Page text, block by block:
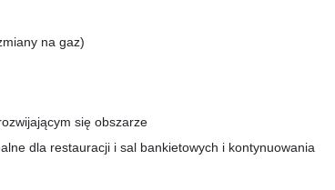
na gaz)
się obszarze
dla restauracji i sal bankietowych i kontynuowania